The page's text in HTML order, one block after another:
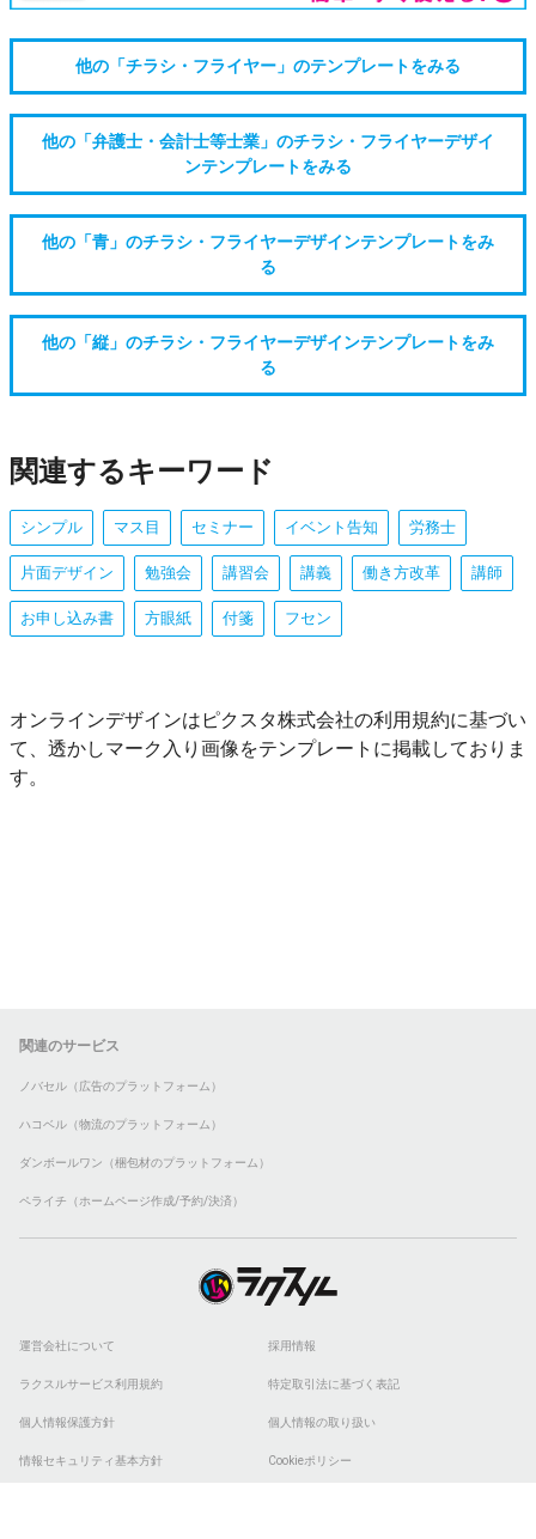
他の「チラシ・フライヤー」のテンプレートをみる
他の「弁護士・会計士等士業」のチラシ・フライヤーデザイ
ンテンプレートをみる
他の「青」のチラシ・フライヤーデザインテンプレートをみ
る
他の「縦」のチラシ・フライヤーデザインテンプレートをみ
る
関連するキーワード
シンプル マス目 セミナー イベント告知 労務士
片面デザイン 勉強会 講習会 講義 働き方改革 講師
お申し込み書 方眼紙 付箋 フセン
オンラインデザインはピクスタ株式会社の利用規約に基づい
て、透かしマーク入り画像をテンプレートに掲載しておりま
す。
関連のサービス
ノバセル（広告のプラットフォーム）
ハコベル（物流のプラットフォーム）
ダンボールワン（梱包材のプラットフォーム）
ペライチ（ホームページ作成/予約/決済）
運営会社について 採用情報
ラクスルサービス利用規約 特定取引法に基づく表記
個人情報保護方針 個人情報の取り扱い
情報セキュリティ基本方針 Cookieポリシー